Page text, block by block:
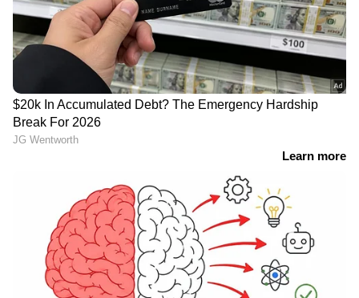
സമിതി; സമിതിയിൽ രമേശ്‌ പിഷാരടിയും,
പൊന്നമ്മ ബാബുവും മുത്തുമണിയും |
AMMA
വാഹനമോടിച്ചു;ഇന്‍ഫ്ലുവന്‍സര്‍
ഹെലന്‍ ഓഫ് സ്പാര്‍ട്ടയുടെ
ലൈസന്‍സ് സസ്പെന്‍ഡ് ചെയ്തു
'ഇനിയൊരു ദുരന്തം വരുമ്പോൾ